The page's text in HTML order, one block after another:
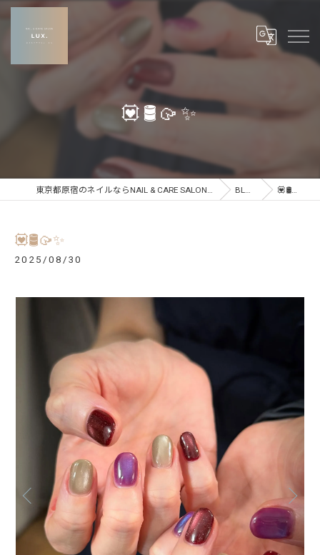
💟🛢️🥠✨
東京都原宿のネイルならNAIL & CARE SALON LUX BLOG 💟🛢️🥠✨
💟🛢️🥠✨
2025/08/30